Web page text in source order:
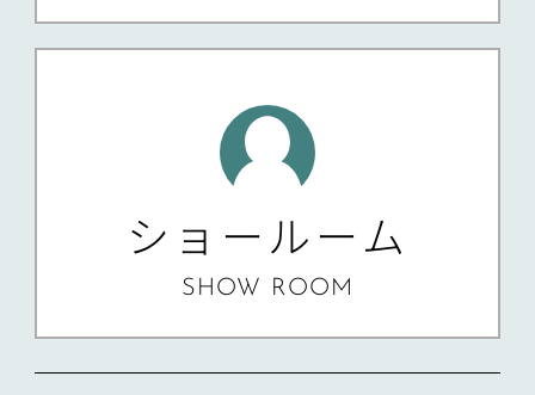
ショールーム
SHOW ROOM